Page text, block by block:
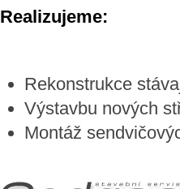
Realizujeme:
Rekonstrukce
Výstavbu nových
Montáž